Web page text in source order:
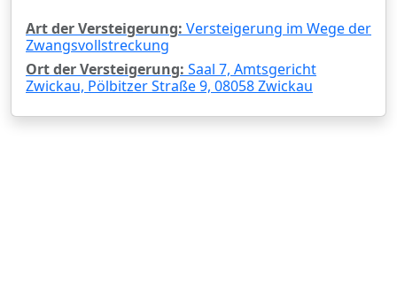
Art der Versteigerung: Versteigerung im Wege der
Zwangsvollstreckung
Ort der Versteigerung: Saal 7, Amtsgericht
Zwickau, Pölbitzer Straße 9, 08058 Zwickau